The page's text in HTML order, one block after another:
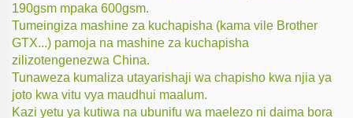
190gsm mpaka 600gsm.
Tumeingiza mashine za kuchapisha (kama vile Brother
GTX...) pamoja na mashine za kuchapisha
zilizotengenezwa China.
Tunaweza kumaliza utayarishaji wa chapisho kwa njia ya
joto kwa vitu vya maudhui maalum.
Kazi yetu ya kutiwa na ubunifu wa maelezo ni daima bora